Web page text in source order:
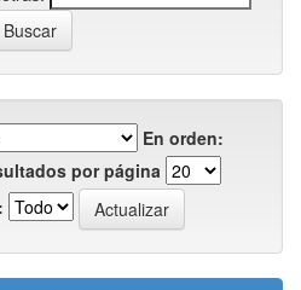
En orden:
por página